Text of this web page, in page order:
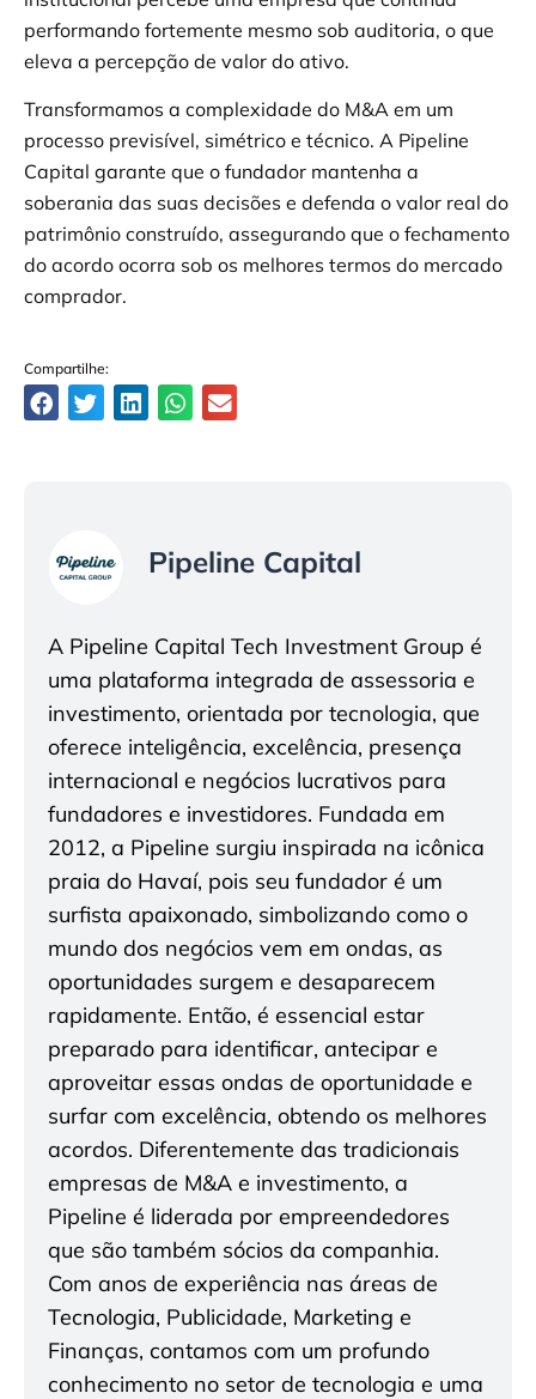
performando fortemente mesmo sob auditoria, o que
eleva a percepção de valor do ativo.
Transformamos a complexidade do M&A em um
processo previsível, simétrico e técnico. A Pipeline
Capital garante que o fundador mantenha a
soberania das suas decisões e defenda o valor real do
patrimônio construído, assegurando que o fechamento
do acordo ocorra sob os melhores termos do mercado
comprador.
Compartilhe:
Pipeline Capital
A Pipeline Capital Tech Investment Group é
uma plataforma integrada de assessoria e
investimento, orientada por tecnologia, que
oferece inteligência, excelência, presença
internacional e negócios lucrativos para
fundadores e investidores. Fundada em
2012, a Pipeline surgiu inspirada na icônica
praia do Havaí, pois seu fundador é um
surfista apaixonado, simbolizando como o
mundo dos negócios vem em ondas, as
oportunidades surgem e desaparecem
rapidamente. Então, é essencial estar
preparado para identificar, antecipar e
aproveitar essas ondas de oportunidade e
surfar com excelência, obtendo os melhores
acordos. Diferentemente das tradicionais
empresas de M&A e investimento, a
Pipeline é liderada por empreendedores
que são também sócios da companhia.
Com anos de experiência nas áreas de
Tecnologia, Publicidade, Marketing e
Finanças, contamos com um profundo
conhecimento no setor de tecnologia e uma